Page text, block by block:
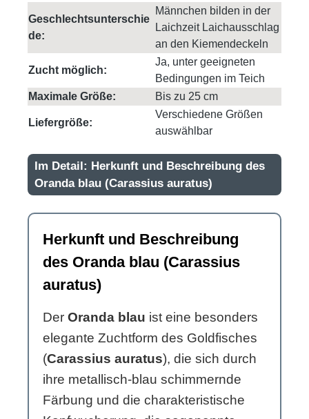
Geschlechtsunterschie
de:
Männchen bilden in der
Laichzeit Laichausschlag
an den Kiemendeckeln
Zucht möglich:
Ja, unter geeigneten
Bedingungen im Teich
Maximale Größe:
Bis zu 25 cm
Liefergröße:
Verschiedene Größen
auswählbar
Im Detail: Herkunft und Beschreibung des
Oranda blau (Carassius auratus)
Herkunft und Beschreibung
des Oranda blau (Carassius
auratus)
Der Oranda blau ist eine besonders
elegante Zuchtform des Goldfisches
(Carassius auratus), die sich durch
ihre metallisch-blau schimmernde
Färbung und die charakteristische